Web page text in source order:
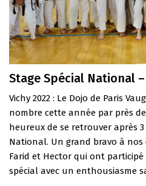
Stage Spécial National –
Vichy 2022 : Le Dojo de Paris
nombre cette année par près
heureux de se retrouver après
National. Un grand bravo à
Farid et Hector qui ont
spécial avec un enthousiasme